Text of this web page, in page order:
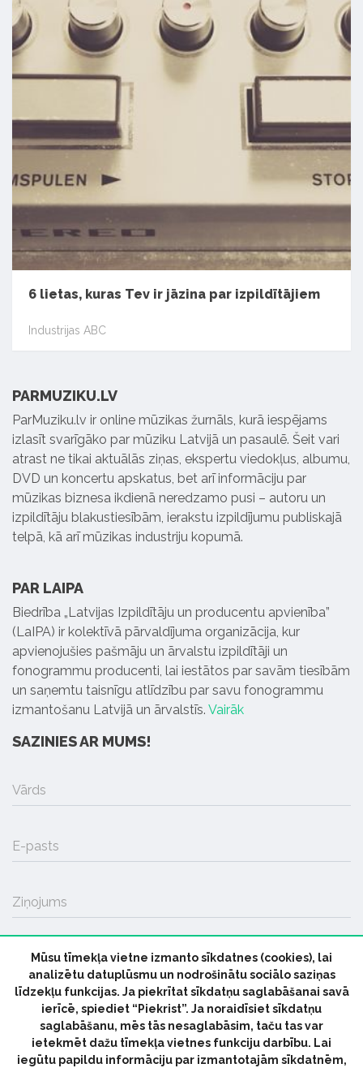
6 lietas, kuras Tev ir jāzina par izpildītājiem
Industrijas ABC
PARMUZIKU.LV
ParMuziku.lv ir online mūzikas žurnāls, kurā iespējams
izlasīt svarīgāko par mūziku Latvijā un pasaulē. Šeit vari
atrast ne tikai aktuālās ziņas, ekspertu viedokļus, albumu,
DVD un koncertu apskatus, bet arī informāciju par
mūzikas biznesa ikdienā neredzamo pusi – autoru un
izpildītāju blakustiesībām, ierakstu izpildījumu publiskajā
telpā, kā arī mūzikas industriju kopumā.
PAR LAIPA
Biedrība „Latvijas Izpildītāju un producentu apvienība”
(LaIPA) ir kolektīvā pārvaldījuma organizācija, kur
apvienojušies pašmāju un ārvalstu izpildītāji un
fonogrammu producenti, lai iestātos par savām tiesībām
un saņemtu taisnīgu atlīdzību par savu fonogrammu
izmantošanu Latvijā un ārvalstīs. Vairāk
SAZINIES AR MUMS!
Vārds
E-pasts
Ziņojums
SŪTĪT
Mūsu tīmekļa vietne izmanto sīkdatnes (cookies), lai
analizētu datuplūsmu un nodrošinātu sociālo saziņas
līdzekļu funkcijas. Ja piekrītat sīkdatņu saglabāšanai savā
ierīcē, spiediet “Piekrist”. Ja noraidīsiet sīkdatņu
saglabāšanu, mēs tās nesaglabāsim, taču tas var
ietekmēt dažu tīmekļa vietnes funkciju darbību. Lai
iegūtu papildu informāciju par izmantotajām sīkdatnēm,